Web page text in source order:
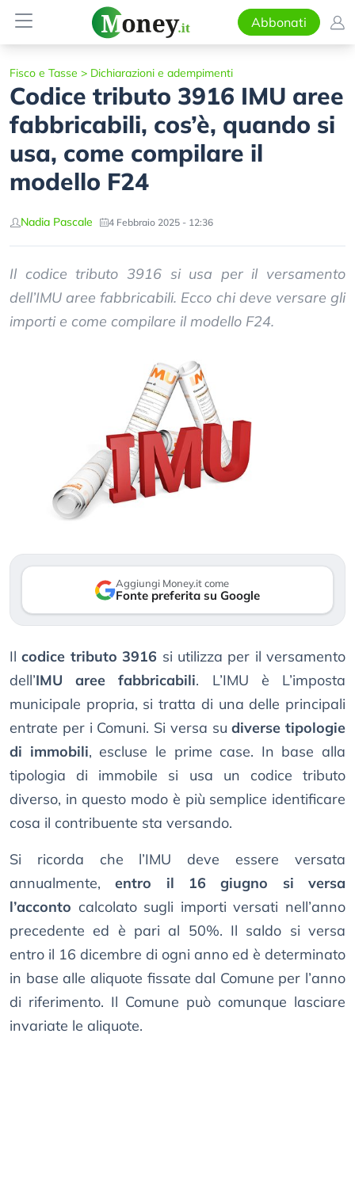
Abbonati
Fisco e Tasse > Dichiarazioni e adempimenti
Codice tributo 3916 IMU aree
fabbricabili, cos’è, quando si
usa, come compilare il
modello F24
Nadia Pascale 4 Febbraio 2025 - 12:36
Il codice tributo 3916 si usa per il versamento
dell’IMU aree fabbricabili. Ecco chi deve versare gli
importi e come compilare il modello F24.
Aggiungi Money.it come
Fonte preferita su Google
Ilcodice tributo 3916 si utilizza per il versamento
dell’IMU aree fabbricabili. L’IMU è L’imposta
municipale propria, si tratta di una delle principali
entrate per i Comuni. Si versa sudiverse tipologie
di immobili, escluse le prime case. In base alla
tipologia di immobile si usa un codice tributo
diverso, in questo modo è più semplice identificare
cosa il contribuente sta versando.
Si ricorda che l’IMU deve essere versata
annualmente,entro il 16 giugno si versa
l’acconto calcolato sugli importi versati nell’anno
precedente ed è pari al 50%. Il saldo si versa
entro il 16 dicembre di ogni anno ed è determinato
in base alle aliquote fissate dal Comune per l’anno
di riferimento. Il Comune può comunque lasciare
invariate le aliquote.